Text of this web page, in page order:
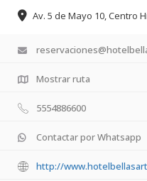
Av. 5 de Mayo 10, Centro
Mostrar ruta
5554886600
Contactar por Whatsapp
http://